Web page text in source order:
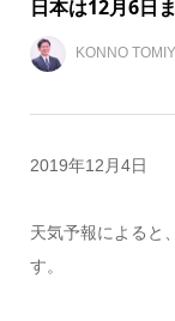
日本は12月6日
KONNO
2019年12月4日
天気予報によると
す。